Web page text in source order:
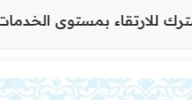
والتنسيق المشترك